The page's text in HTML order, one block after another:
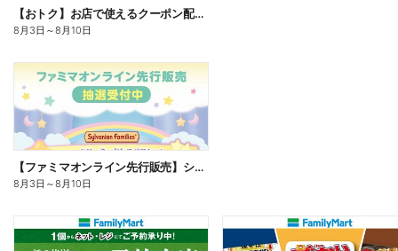
【おトク】お店で使えるクーポン配信中
8月3日 ～8月10日
【ファミマオンライン先行販売】シルバニアファミリー
8月3日 ～8月10日